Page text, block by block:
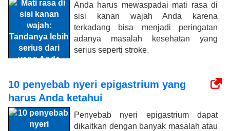
Anda harus mewaspadai mati rasa di
sisi kanan wajah Anda karena
terkadang bisa menjadi peringatan
adanya masalah kesehatan yang
serius seperti stroke.
10 penyebab nyeri epigastrium yang
harus Anda ketahui
Penyebab nyeri epigastrium dapat
dikaitkan dengan banyak masalah atau